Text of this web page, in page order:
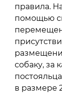
правила.
помощью
собаку, за
в размере